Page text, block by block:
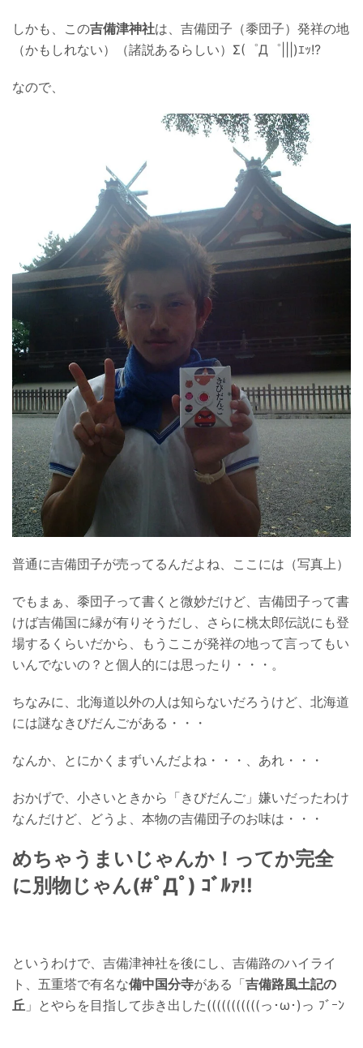
しかも、この吉備津神社は、吉備団子（黍団子）発祥の地
（かもしれない）（諸説あるらしい）Σ(゜Д゜|||)ｴｯ!?
なので、
普通に吉備団子が売ってるんだよね、ここには（写真上）
でもまぁ、黍団子って書くと微妙だけど、吉備団子って書
けば吉備国に縁が有りそうだし、さらに桃太郎伝説にも登
場するくらいだから、もうここが発祥の地って言ってもい
いんでないの？と個人的には思ったり・・・。
ちなみに、北海道以外の人は知らないだろうけど、北海道
には謎なきびだんごがある・・・
なんか、とにかくまずいんだよね・・・、あれ・・・
おかげで、小さいときから「きびだんご」嫌いだったわけ
なんだけど、どうよ、本物の吉備団子のお味は・・・
めちゃうまいじゃんか！ってか完全
に別物じゃん(#ﾟДﾟ) ｺﾞﾙｧ!!
というわけで、吉備津神社を後にし、吉備路のハイライ
ト、五重塔で有名な備中国分寺がある「吉備路風土記の
丘 」とやらを目指して歩き出した(((((((((((っ･ω･)っ ﾌﾞｰﾝ